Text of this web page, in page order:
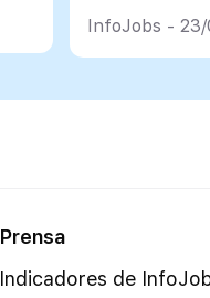
InfoJobs - 23/
Prensa
Indicadores de